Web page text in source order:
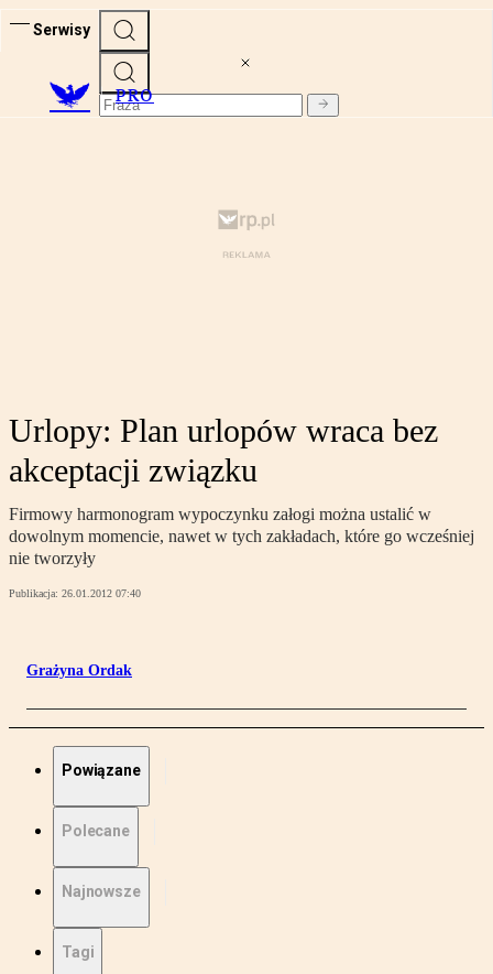
Serwisy
PRO
Urlopy: Plan urlopów wraca bez
akceptacji związku
Firmowy harmonogram wypoczynku załogi można ustalić w
dowolnym momencie, nawet w tych zakładach, które go wcześniej
nie tworzyły
Publikacja: 26.01.2012 07:40
Grażyna Ordak
Powiązane
Polecane
Najnowsze
Tagi